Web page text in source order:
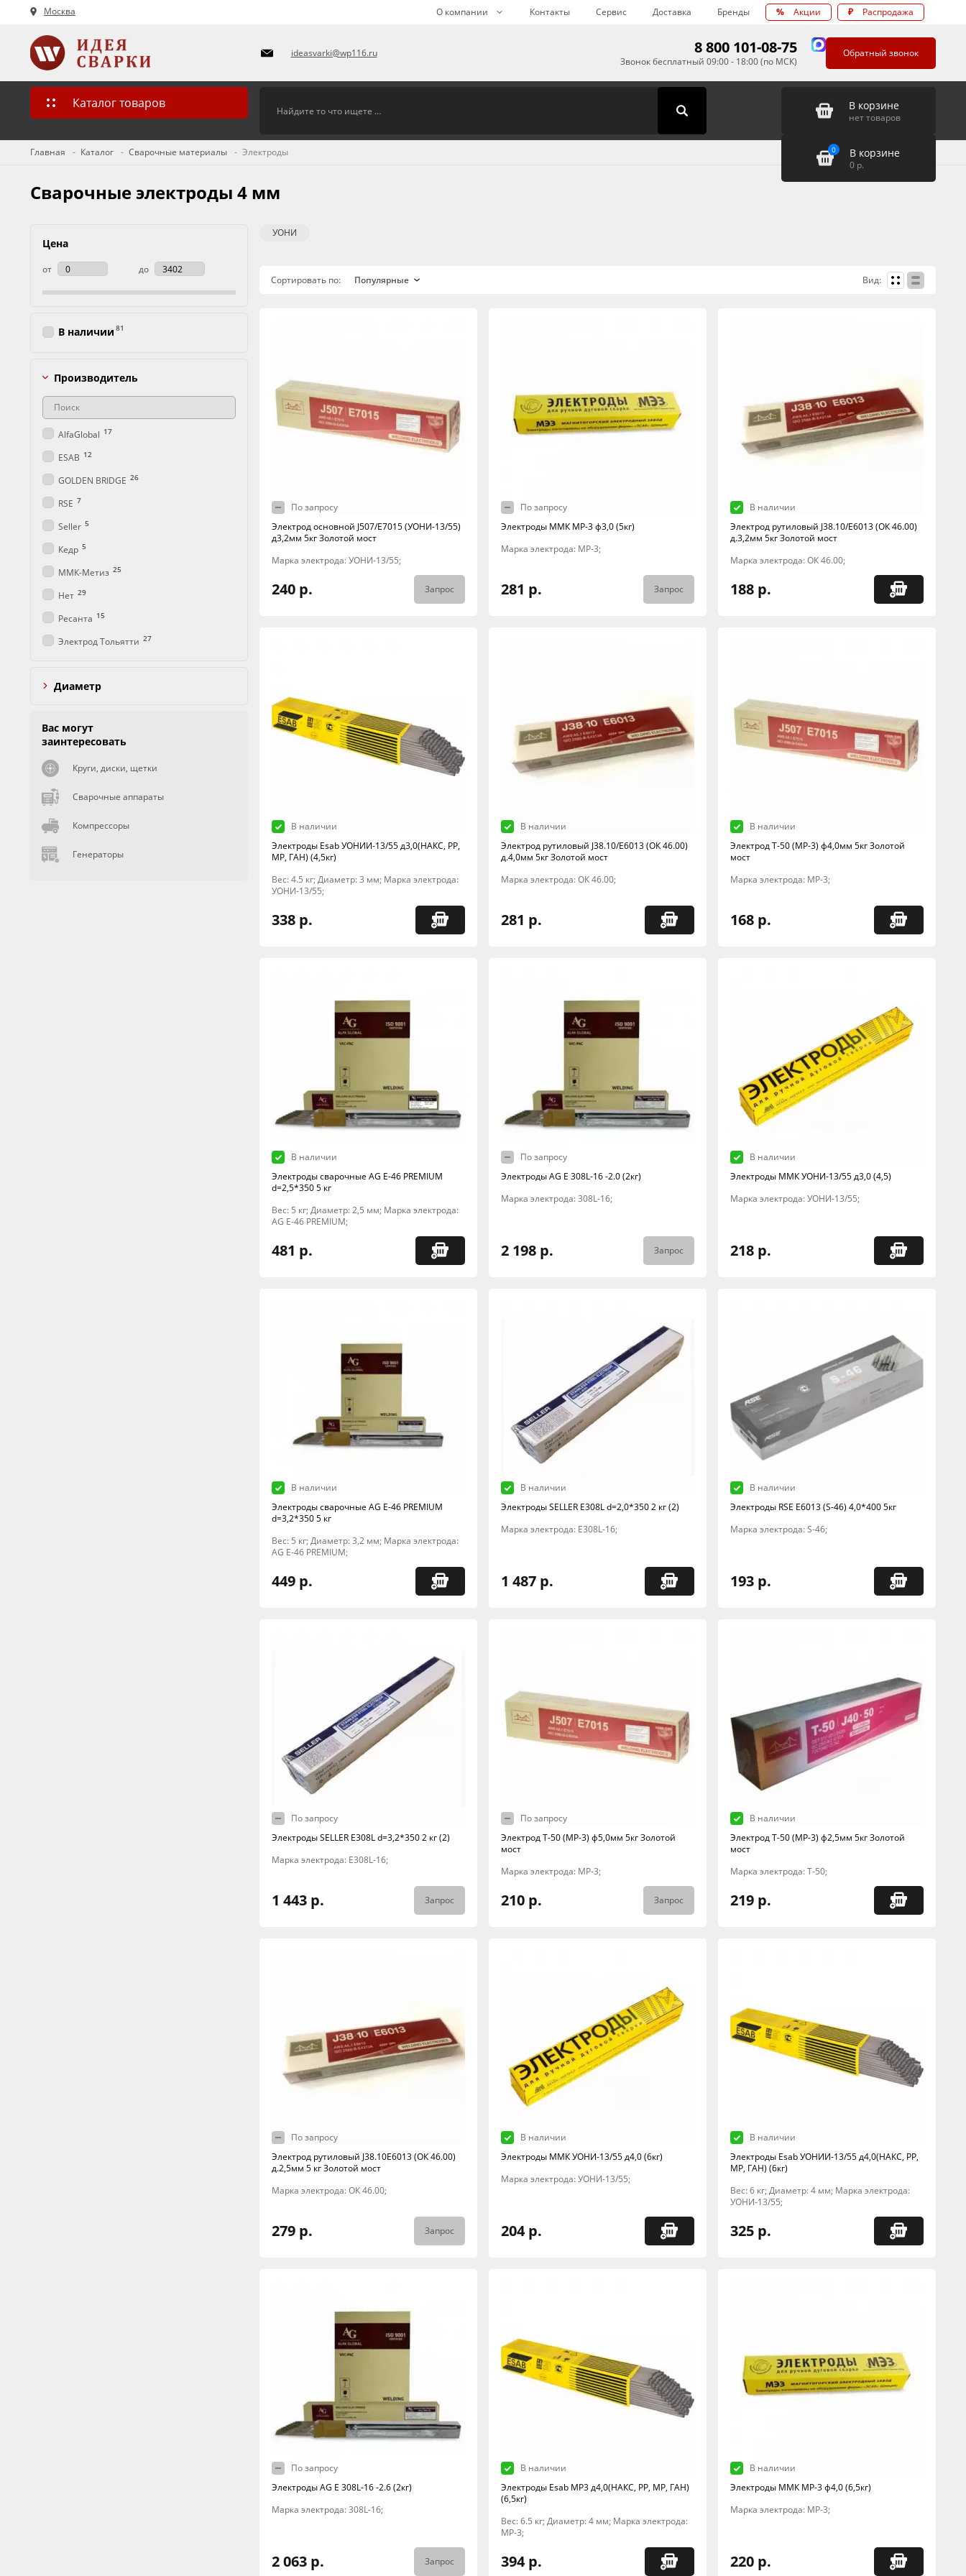
Москва О компании Контакты Сервис Доставка Бренды % Акции ₽ Распродажа
ideasvarki@wp116.ru 8 800 101-08-75
Звонок бесплатный 09:00 - 18:00 (по МСК)
Обратный звонок
Каталог товаров В корзине
нет товаров
0 В корзине
0 р.
Главная Каталог Сварочные материалы Электроды
Сварочные электроды 4 мм
УОНИ
Сортировать по: Вид:
По запросу
Электрод основной J507/E7015 (УОНИ-13/55)
д3,2мм 5кг Золотой мост
Марка электрода: УОНИ-13/55;
240 р. Запрос
По запросу
Электроды ММК МР-3 ф3,0 (5кг)
Марка электрода: МР-3;
281 р. Запрос
В наличии
Электрод рутиловый J38.10/E6013 (ОК 46.00)
д.3,2мм 5кг Золотой мост
Марка электрода: ОК 46.00;
188 р.
В наличии
Электроды Esab УОНИИ-13/55 д3,0(НАКС, РР,
МР, ГАН) (4,5кг)
Вес: 4.5 кг; Диаметр: 3 мм; Марка электрода:
УОНИ-13/55;
338 р.
В наличии
Электрод рутиловый J38.10/E6013 (ОК 46.00)
д.4,0мм 5кг Золотой мост
Марка электрода: ОК 46.00;
281 р.
В наличии
Электрод Т-50 (МР-3) ф4,0мм 5кг Золотой
мост
Марка электрода: МР-3;
168 р.
В наличии
Электроды сварочные AG E-46 PREMIUM
d=2,5*350 5 кг
Вес: 5 кг; Диаметр: 2,5 мм; Марка электрода:
AG E-46 PREMIUM;
481 р.
По запросу
Электроды AG E 308L-16 -2.0 (2кг)
Марка электрода: 308L-16;
2 198 р. Запрос
В наличии
Электроды ММК УОНИ-13/55 д3,0 (4,5)
Марка электрода: УОНИ-13/55;
218 р.
В наличии
Электроды сварочные AG E-46 PREMIUM
d=3,2*350 5 кг
Вес: 5 кг; Диаметр: 3,2 мм; Марка электрода:
AG E-46 PREMIUM;
449 р.
В наличии
Электроды SELLER E308L d=2,0*350 2 кг (2)
Марка электрода: E308L-16;
1 487 р.
В наличии
Электроды RSE Е6013 (S-46) 4,0*400 5кг
Марка электрода: S-46;
193 р.
По запросу
Электроды SELLER E308L d=3,2*350 2 кг (2)
Марка электрода: E308L-16;
1 443 р. Запрос
По запросу
Электрод Т-50 (МР-3) ф5,0мм 5кг Золотой
мост
Марка электрода: МР-3;
210 р. Запрос
В наличии
Электрод Т-50 (МР-3) ф2,5мм 5кг Золотой
мост
Марка электрода: Т-50;
219 р.
По запросу
Электрод рутиловый J38.10E6013 (ОК 46.00)
д.2,5мм 5 кг Золотой мост
Марка электрода: ОК 46.00;
279 р. Запрос
В наличии
Электроды ММК УОНИ-13/55 д4,0 (6кг)
Марка электрода: УОНИ-13/55;
204 р.
В наличии
Электроды Esab УОНИИ-13/55 д4,0(НАКС, РР,
МР, ГАН) (6кг)
Вес: 6 кг; Диаметр: 4 мм; Марка электрода:
УОНИ-13/55;
325 р.
По запросу
Электроды AG E 308L-16 -2.6 (2кг)
Марка электрода: 308L-16;
2 063 р. Запрос
В наличии
Электроды Esab МР3 д4,0(НАКС, РР, МР, ГАН)
(6,5кг)
Вес: 6.5 кг; Диаметр: 4 мм; Марка электрода:
МР-3;
394 р.
В наличии
Электроды ММК МР-3 ф4,0 (6,5кг)
Марка электрода: МР-3;
220 р.
Цена
от до
В наличии 81
Производитель
AlfaGlobal 17
ESAB 12
GOLDEN BRIDGE 26
RSE 7
Seller 5
Кедр 5
ММК-Метиз 25
Нет 29
Ресанта 15
Электрод Тольятти 27
Диаметр
Вас могут
заинтересовать
Круги, диски, щетки
Сварочные аппараты
Компрессоры
Генераторы